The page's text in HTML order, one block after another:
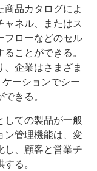
商品カタログによ
ャネル、またはス
フローなどのセル
ことができる。
企業はさまざま
ーションでシー
きる。
しての製品が一般
ン管理機能は、変
し、顧客と営業チ
る。